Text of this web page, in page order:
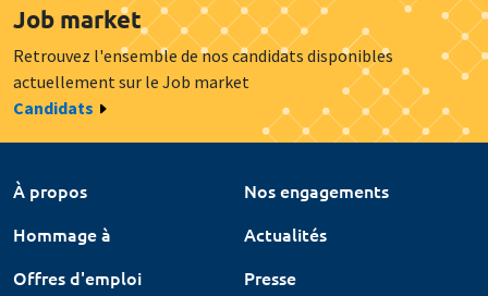
Job market
Retrouvez l'ensemble de nos candidats disponibles
actuellement sur le Job market
Candidats
À propos
Nos engagements
Hommage à
Actualités
Offres d'emploi
Presse